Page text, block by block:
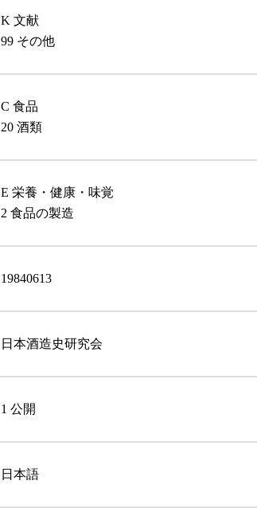
K 文献
99 その他
C 食品
20 酒類
E 栄養・健康・味覚
2 食品の製造
19840613
日本酒造史研究会
1 公開
日本語